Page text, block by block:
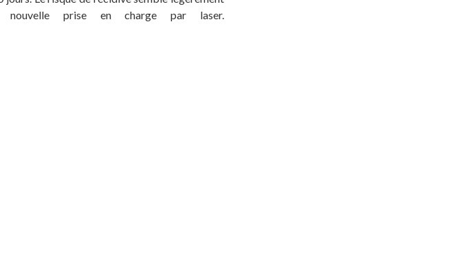
prise en charge par laser.